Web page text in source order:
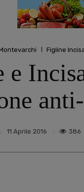
Figline
11 Aprile 2016 386